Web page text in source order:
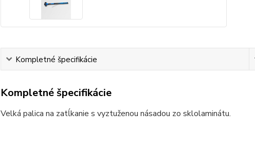
Kompletné špecifikácie
Kompletné špecifikácie
Velká palica na zatĺkanie s vyztuženou násadou zo sklolaminátu.